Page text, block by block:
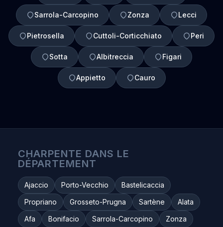
Sarrola-Carcopino Zonza Lecci
Pietrosella Cuttoli-Corticchiato Peri
Sotta Albitreccia Figari
Appietto Cauro
CHARPENTE DANS LE
DÉPARTEMENT
Ajaccio Porto-Vecchio
Bastelicaccia
Propriano
Grosseto-Prugna Sartène
Alata
Afa
Bonifacio Sarrola-Carcopino
Zonza